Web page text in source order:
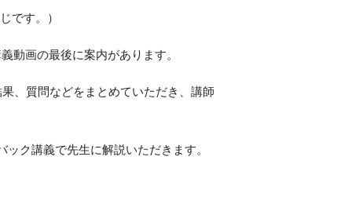
です。）
動画の最後に案内があります。
、質問などをまとめていただき、講師
ク講義で先生に解説いただきます。